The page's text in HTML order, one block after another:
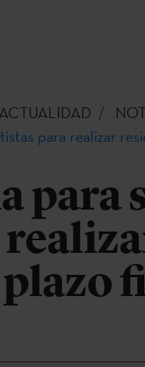
ACTUALIDAD
para realizar
para